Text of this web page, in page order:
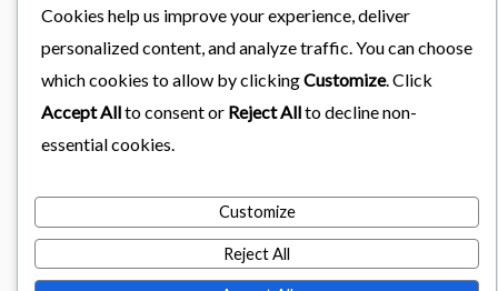
Cookies help us improve your experience, deliver
personalized content, and analyze traffic. You can choose
which cookies to allow by clickingCustomize. Click
Accept Allto consent or Reject Allto decline non-
essential cookies.
Customize
Reject All